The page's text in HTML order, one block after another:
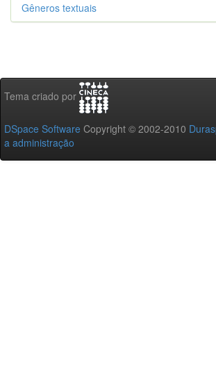
Gêneros textuais
Tema criado por
DSpace Software Copyright © 2002-2010
a administração